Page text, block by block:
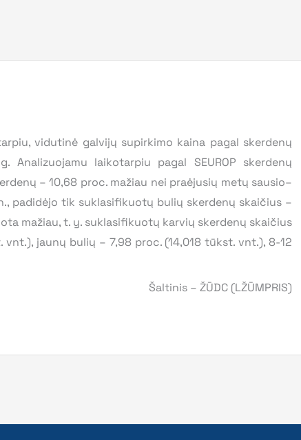
vidutinė galvijų supirkimo kaina pagal skerdenų
laikotarpiu pagal SEUROP skerdenų
– 10,68 proc. mažiau nei praėjusių metų sausio–
padidėjo tik suklasifikuotų bulių skerdenų skaičius –
mažiau, t. y. suklasifikuotų karvių skerdenų skaičius
jaunų bulių – 7,98 proc. (14,018 tūkst. vnt.), 8-12
Šaltinis – ŽŪDC (LŽŪMPRIS)